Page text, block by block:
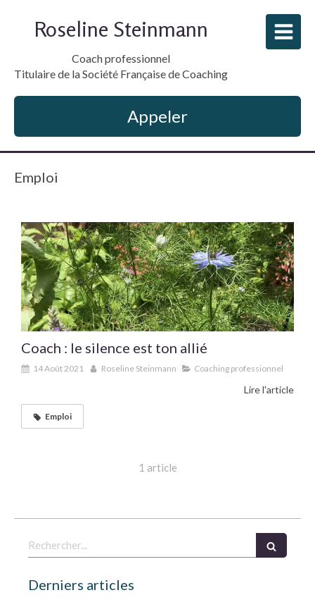
Roseline Steinmann
Coach professionnel
Titulaire de la Société Française de Coaching
Appeler
Emploi
Coach : le silence est ton allié
14 Août 2021 Roseline Steinmann Coaching professionnel
Lire l'article
Emploi
1 article
Rechercher
Derniers articles